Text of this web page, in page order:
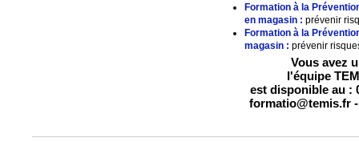
Formation à la
en magasin : prévenir
Formation à la
magasin : prévenir
Vous avez
l'équipe
est disponible au :
formatio@temis.fr